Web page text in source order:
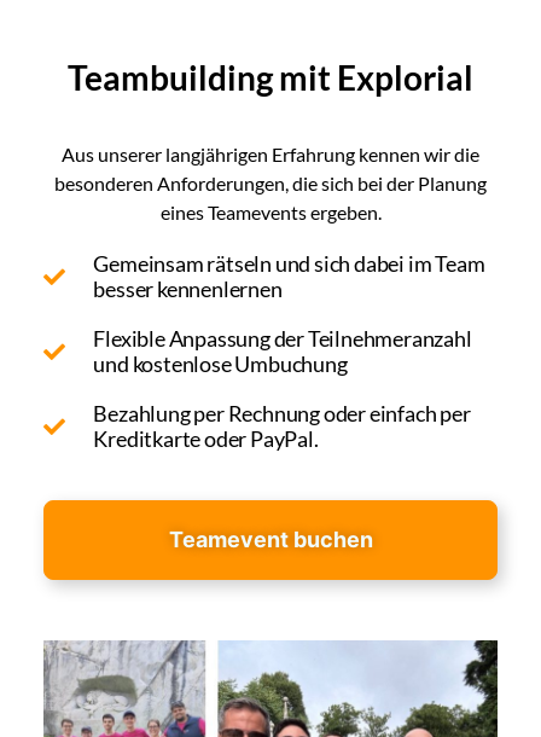
Teambuilding mit Explorial
Aus unserer langjährigen Erfahrung kennen wir die
besonderen Anforderungen, die sich bei der Planung
eines Teamevents ergeben.
Gemeinsam rätseln und sich dabei im Team
besser kennenlernen
Flexible Anpassung der Teilnehmeranzahl
und kostenlose Umbuchung
Bezahlung per Rechnung oder einfach per
Kreditkarte oder PayPal.
Teamevent buchen